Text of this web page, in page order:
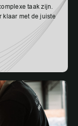
taak zijn.
klaar met de juiste